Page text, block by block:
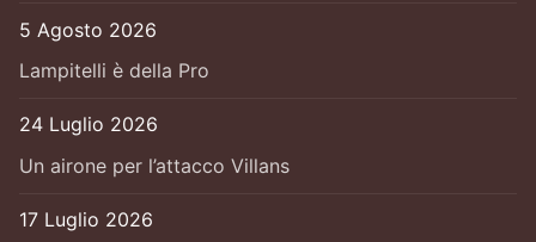
5 Agosto 2026
Lampitelli è della Pro
24 Luglio 2026
Un airone per l’attacco Villans
17 Luglio 2026